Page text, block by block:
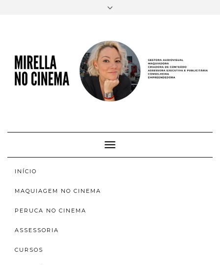
AUTORA
SOBRE
INSTAGRAM
ACERVO
Toggle
Navigation
INÍCIO
MAQUIAGEM NO CINEMA
PERUCA NO CINEMA
ASSESSORIA
CURSOS